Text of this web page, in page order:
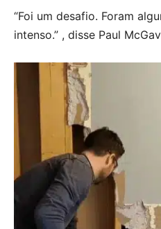
“Foi um desafio. Foram
intenso.” , disse Paul